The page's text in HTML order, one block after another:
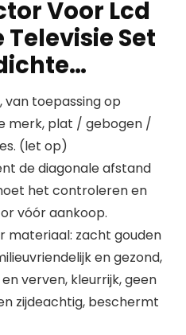
Voor Lcd
Set
van toepassing op
merk, plat / gebogen /
(let op)
de diagonale afstand
het controleren en
vóór aankoop.
materiaal: zacht gouden
en gezond,
verven, kleurrijk, geen
zijdeachtig, beschermt